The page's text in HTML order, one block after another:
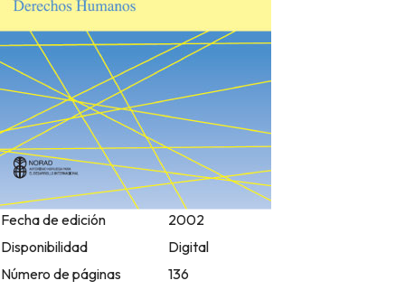
Fecha de edición
2002
Disponibilidad
Digital
Número de páginas
136